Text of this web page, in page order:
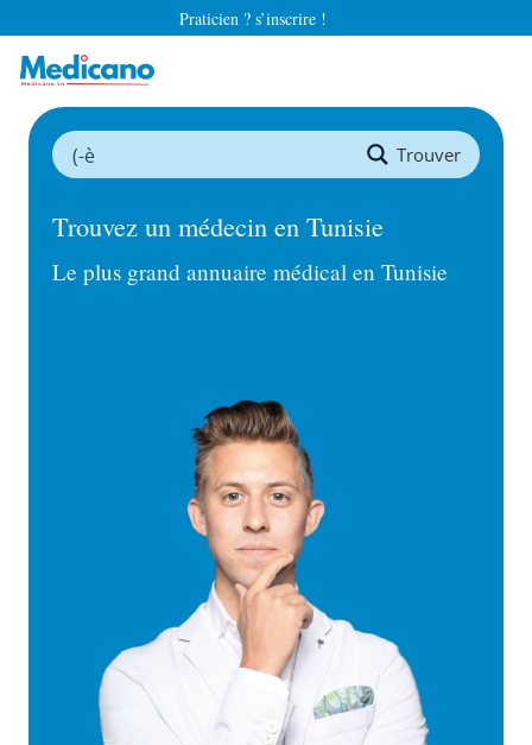
Praticien ? s’inscrire !
Trouver
Trouvez un médecin en Tunisie
Le plus grand annuaire médical en Tunisie